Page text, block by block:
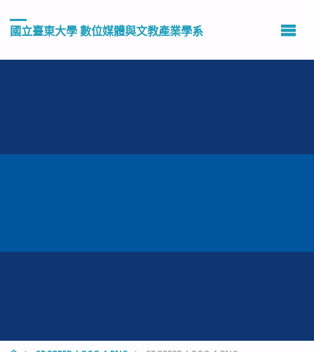
國立臺東大學 數位媒體與文教產業學系